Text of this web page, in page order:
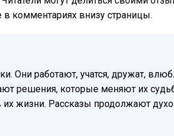
в комментариях внизу страницы.
Они работают, учатся, дружат,
решения, которые меняют их
жизни. Рассказы продолжают